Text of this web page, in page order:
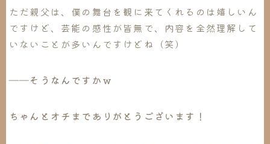
ただ親父は、僕の舞台を観に来てくれるのは嬉しいん
ですけど、芸能の感性が皆無で、内容を全然理解して
いないことが多いんですけどね（笑）
――そうなんですかｗ
ちゃんとオチまでありがとうございます！